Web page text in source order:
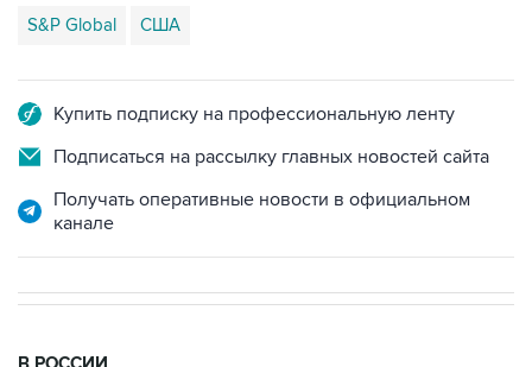
S&P Global США
Купить подписку на профессиональную ленту
Подписаться на рассылку главных новостей сайта
Получать оперативные новости в официальном
канале